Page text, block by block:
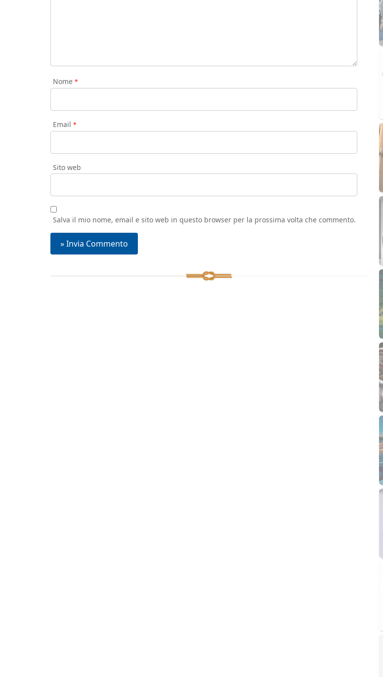
Nome *
Email *
Sito web
Salva il mio nome, email e sito web in questo browser per la prossima volta che commento.